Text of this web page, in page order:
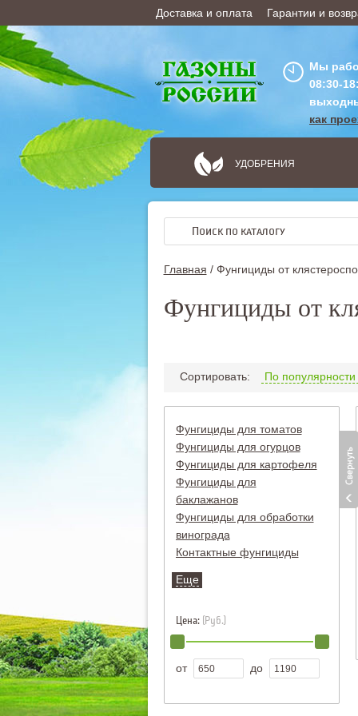
Доставка и оплата Гарантии и
ОФОРМИТЬ ЗАКАЗ
Мы
08:30-
как
УДОБРЕНИЯ
Главная / Фунгициды от
Фунгициды от
Сортировать: По популярности
Фунгициды для томатов
Фунгициды для огурцов
Фунгициды для картофеля
Фунгициды для
баклажанов
Фунгициды для обработки
винограда
Контактные фунгициды
для винограда
Лечащие фунгициды для
Системные фунгициды для
винограда
Фунгициды для клубники
Фунгицид для семян
Еще
Цена: (Руб.)
от до